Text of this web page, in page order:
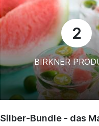
2
BIRKNER
Silber-Bundle - das